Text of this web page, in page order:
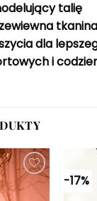
talię
tkanina
dla
i
Dodaj do
-17%